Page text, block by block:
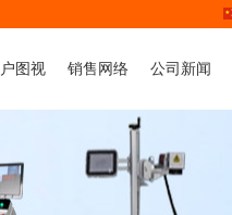
工
割加工
图视 销售网络 公司新闻
行业动态